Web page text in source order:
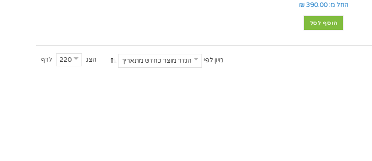
החל מ: 390.00 ₪
הוסף לסל
הצג 220 לדף מיון לפי הגדר מוצר כחדש מתאריך